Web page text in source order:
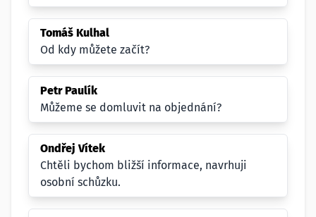
Tomáš Kulhal
Od kdy můžete začít?
Petr Paulík
Můžeme se domluvit na objednání?
Ondřej Vítek
Chtěli bychom bližší informace, navrhuji
osobní schůzku.